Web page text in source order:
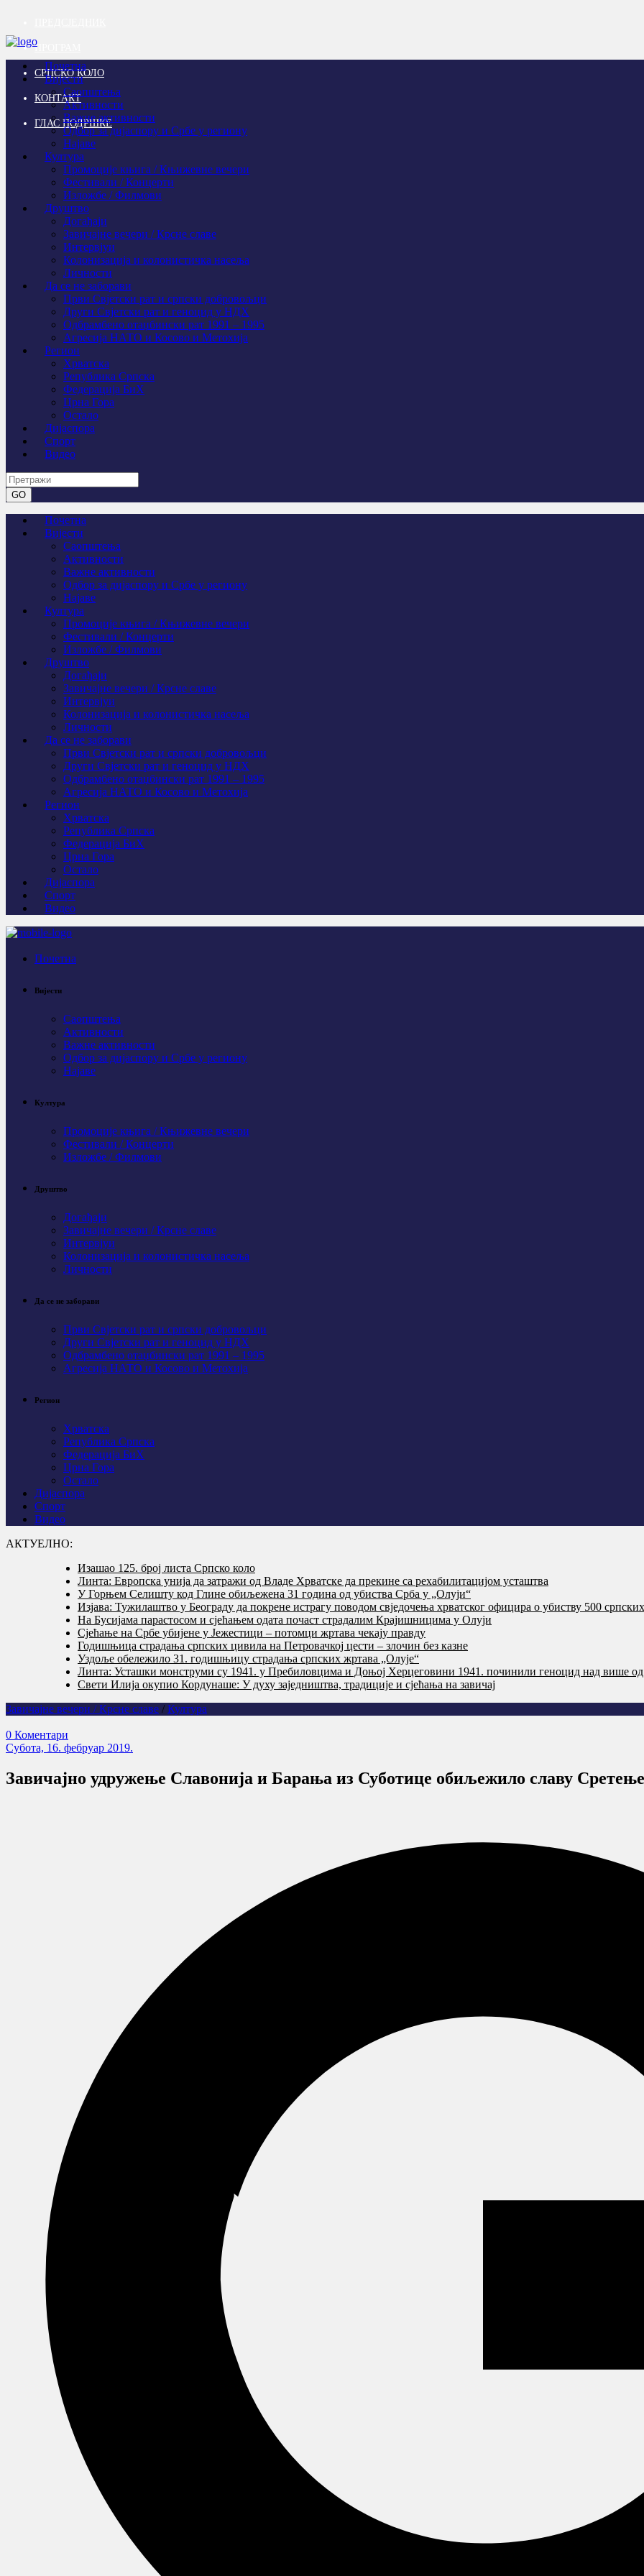
ПРОГРАМ
СРПСКО КОЛО
КОНТАКТ
ГЛАС ПОДРШКЕ
Почетна
Вијести
Саопштења
Активности
Важне активности
Одбор за дијаспору и Србе у региону
Најаве
Култура
Промоције књига / Књижевне вечери
Фестивали / Концерти
Изложбе / Филмови
Друштво
Догађаји
Завичајне вечери / Крсне славе
Интервјуи
Колонизација и колонистичка насеља
Личности
Да се не заборави
Први Свјeтски рат и српски добровољци
Други Свјетски рат и геноцид у НДХ
Одбрамбено отаџбински рат 1991 – 1995
Агресија НАТО и Косово и Метохија
Регион
Хрватска
Република Српска
Федерација БиХ
Црна Гора
Остало
Дијаспора
Спорт
Видео
Почетна
Вијести
Саопштења
Активности
Важне активности
Одбор за дијаспору и Србе у региону
Најаве
Култура
Промоције књига / Књижевне вечери
Фестивали / Концерти
Изложбе / Филмови
Друштво
Догађаји
Завичајне вечери / Крсне славе
Интервјуи
Колонизација и колонистичка насеља
Личности
Да се не заборави
Први Свјeтски рат и српски добровољци
Други Свјетски рат и геноцид у НДХ
Одбрамбено отаџбински рат 1991 – 1995
Агресија НАТО и Косово и Метохија
Регион
Хрватска
Република Српска
Федерација БиХ
Црна Гора
Остало
Дијаспора
Спорт
Видео
Почетна
Вијести
Саопштења
Активности
Важне активности
Одбор за дијаспору и Србе у региону
Најаве
Култура
Промоције књига / Књижевне вечери
Фестивали / Концерти
Изложбе / Филмови
Друштво
Догађаји
Завичајне вечери / Крсне славе
Интервјуи
Колонизација и колонистичка насеља
Личности
Да се не заборави
Први Свјeтски рат и српски добровољци
Други Свјетски рат и геноцид у НДХ
Одбрамбено отаџбински рат 1991 – 1995
Агресија НАТО и Косово и Метохија
Регион
Хрватска
Република Српска
Федерација БиХ
Црна Гора
Остало
Дијаспора
Спорт
Видео
АКТУЕЛНО:
Изашао 125. број листа Српско коло
Линта: Европска унија да затражи од Владе Хрватске да прекине са рехабилитацијом усташтва
У Горњем Селишту код Глине обиљежена 31 година од убиства Срба у „Олуји“
Изјава: Тужилаштво у Београду да покрене истрагу поводом свједочења хрватског официра о убиству 500
На Бусијама парастосом и сјећањем одата почаст страдалим Крајишницима у Олуји
Сјећање на Србе убијене у Јежестици – потомци жртава чекају правду
Годишњица страдања српских цивила на Петровачкој цести – злочин без казне
Уздоље обележило 31. годишњицу страдања српских жртава „Олује“
Линта: Усташки монструми су 1941. у Пребиловцима и Доњој Херцеговини 1941. починили геноцид над више
Свети Илија окупио Кордунаше: У духу заједништва, традиције и сјећања на завичај
Завичајне вечери / Крсне славе / Култура
0 Коментари
Субота, 16. фебруар 2019.
Завичајно удружење Славонија и Барања из Суботице обиљежило славу